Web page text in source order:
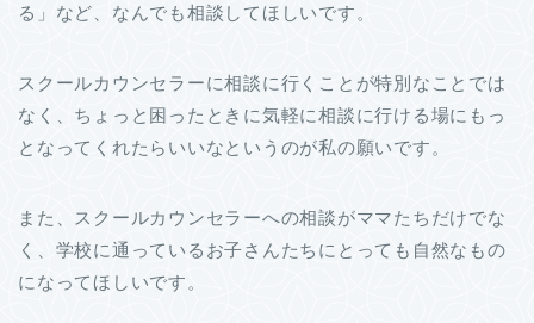
る」など、なんでも相談してほしいです。
スクールカウンセラーに相談に行くことが特別なことでは
なく、ちょっと困ったときに気軽に相談に行ける場にもっ
となってくれたらいいなというのが私の願いです。
また、スクールカウンセラーへの相談がママたちだけでな
く、学校に通っているお子さんたちにとっても自然なもの
になってほしいです。